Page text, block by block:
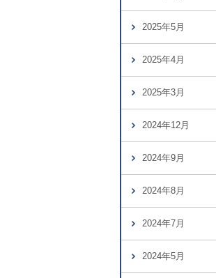
2025年5月
2025年4月
2025年3月
2024年12月
2024年9月
2024年8月
2024年7月
2024年5月